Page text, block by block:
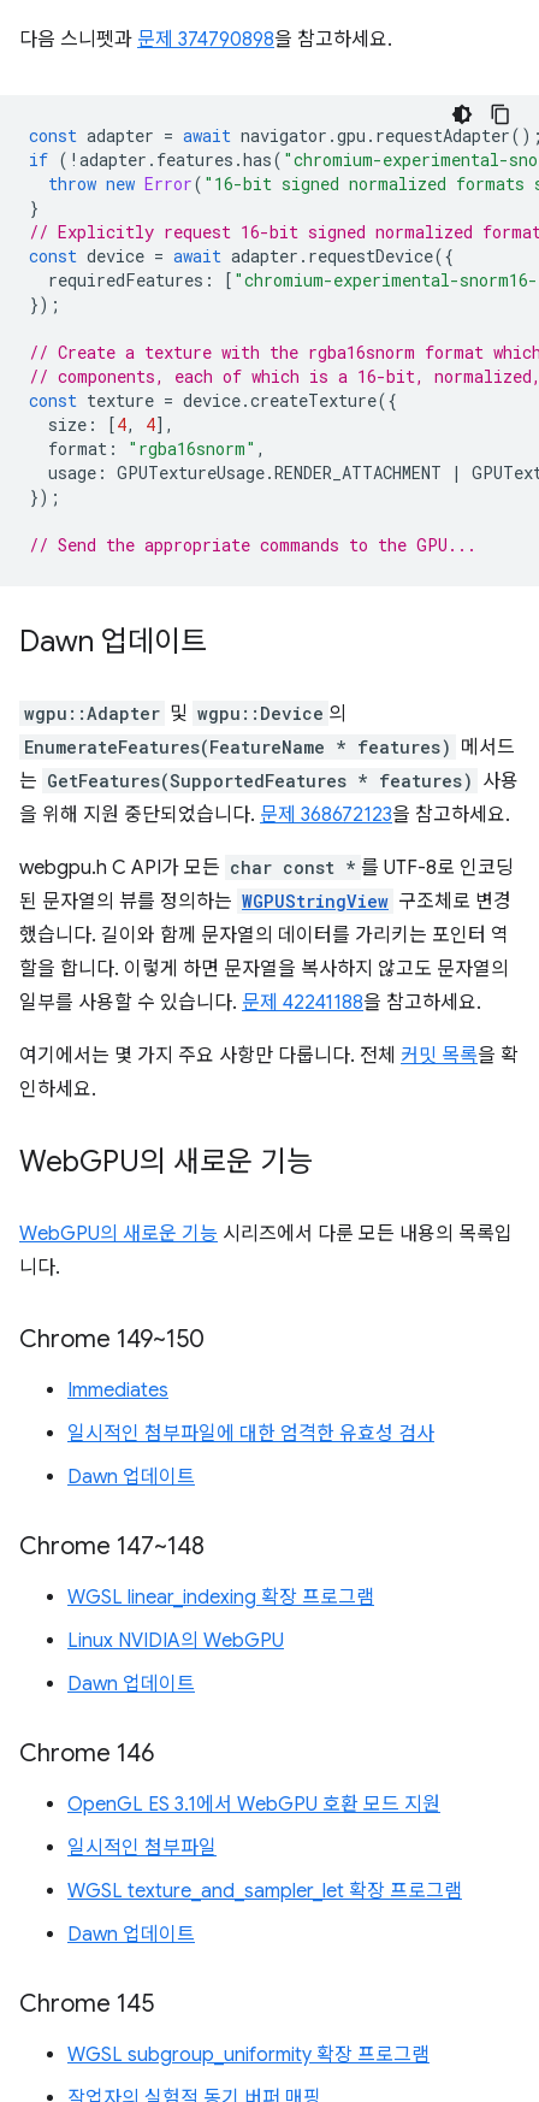
다음 스니펫과 문제 374790898을 참고하세요.
const adapter = await navigator .gpu . requestAdapter
if ( ! adapter . features .has( "chromium-experimental-
throw new Error( "16-bit signed normalized
}
// Explicitly request 16-bit signed normalized
const device = await adapter . requestDevice({
requiredFeatures : [ "chromium-experimental-
});
// Create a texture with the rgba16snorm format
// components, each of which is a 16-bit,
const texture = device.createTexture({
size : [4, 4],
format : "rgba16snorm" ,
usage : GPUTextureUsage.RENDER_ATTACHMENT |
});
// Send the appropriate commands to the GPU...
Dawn 업데이트
wgpu::Adapter 및 wgpu::Device 의
EnumerateFeatures(FeatureName * features) 메서드
는 GetFeatures(SupportedFeatures * features) 사용
을 위해 지원 중단되었습니다. 문제 368672123을 참고하세요.
webgpu.h C API가 모든 char const * 를 UTF-8로 인코딩
된 문자열의 뷰를 정의하는 WGPUStringView 구조체로 변경
했습니다. 길이와 함께 문자열의 데이터를 가리키는 포인터 역
할을 합니다. 이렇게 하면 문자열을 복사하지 않고도 문자열의
일부를 사용할 수 있습니다. 문제 42241188을 참고하세요.
여기에서는 몇 가지 주요 사항만 다룹니다. 전체 커밋 목록을 확
인하세요.
WebGPU의 새로운 기능
WebGPU의 새로운 기능 시리즈에서 다룬 모든 내용의 목록입
니다.
Chrome 149~150
Immediates
일시적인 첨부파일에 대한 엄격한 유효성 검사
Dawn 업데이트
Chrome 147~148
WGSL linear_indexing 확장 프로그램
Linux NVIDIA의 WebGPU
Dawn 업데이트
Chrome 146
OpenGL ES 3.1에서 WebGPU 호환 모드 지원
일시적인 첨부파일
WGSL texture_and_sampler_let 확장 프로그램
Dawn 업데이트
Chrome 145
WGSL subgroup_uniformity 확장 프로그램